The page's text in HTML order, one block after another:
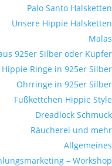
Palo Santo Halsketten
Unsere Hippie Halsketten
Malas
925er Silber oder Kupfer
Hippie Ringe in 925er Silber
Ohrringe in 925er Silber
Fußkettchen Hippie Style
Dreadlock Schmuck
Räucherei und mehr
Allgemeines
– Workshop